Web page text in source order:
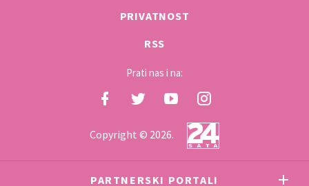
PRIVATNOST
RSS
Prati nas i na:
Copyright © 2026.
PARTNERSKI PORTALI